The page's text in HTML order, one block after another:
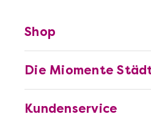
Kundenservice
Die Miomente
Shop